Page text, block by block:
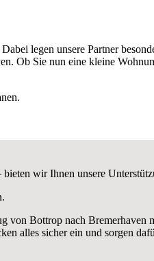
legen unsere Partner
Ob Sie nun eine kleine
wir Ihnen unsere
.
von Bottrop nach Bremerhaven
alles sicher ein und sorgen